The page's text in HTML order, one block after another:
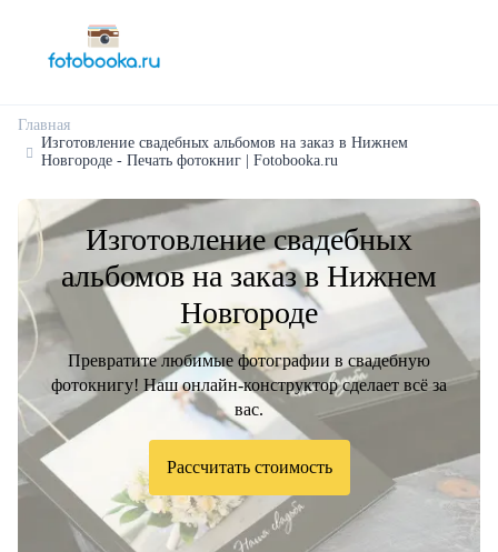
Главная
Изготовление свадебных альбомов на заказ в Нижнем
Новгороде - Печать фотокниг | Fotobooka.ru
Изготовление свадебных
альбомов на заказ в Нижнем
Новгороде
Превратите любимые фотографии в свадебную
фотокнигу! Наш онлайн-конструктор сделает всё за
вас.
Рассчитать стоимость